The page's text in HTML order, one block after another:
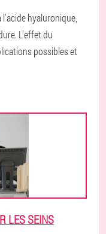
hyaluronique,
L'effet du
possibles et
LES SEINS